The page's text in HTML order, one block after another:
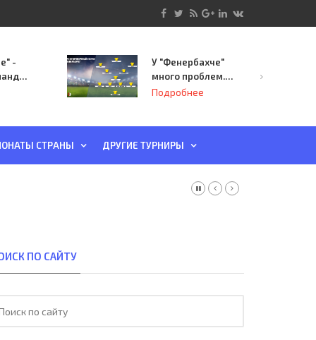
-
У "Фенербахче"
много проблем.
Но он опасен для
Подробнее
СТРАНЫ ДРУГИЕ ТУРНИРЫ
ПО САЙТУ